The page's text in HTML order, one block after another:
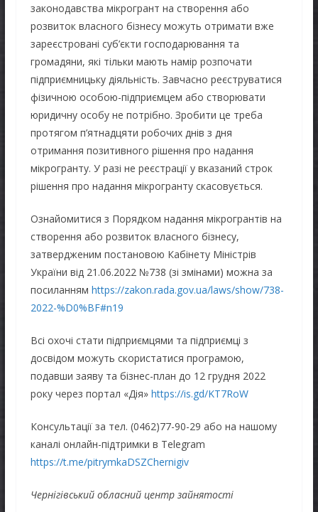
законодавства мікрогрант на створення або
розвиток власного бізнесу можуть отримати вже
зареєстровані суб’єкти господарювання та
громадяни, які тільки мають намір розпочати
підприємницьку діяльність. Завчасно реєструватися
фізичною особою-підприємцем або створювати
юридичну особу не потрібно. Зробити це треба
протягом п’ятнадцяти робочих днів з дня
отримання позитивного рішення про надання
мікрогранту. У разі не реєстрації у вказаний строк
рішення про надання мікрогранту скасовується.
Ознайомитися з Порядком надання мікрогрантів на
створення або розвиток власного бізнесу,
затвердженим постановою Кабінету Міністрів
України від 21.06.2022 №738 (зі змінами) можна за
посиланням https://zakon.rada.gov.ua/laws/show/738-
2022-%D0%BF#n19
Всі охочі стати підприємцями та підприємці з
досвідом можуть скористатися програмою,
подавши заяву та бізнес-план до 12 грудня 2022
року через портал «Дія» https://is.gd/KT7RoW
Консультації за тел. (0462)77-90-29 або на нашому
каналі онлайн-підтримки в Telegram
https://t.me/pitrymkaDSZChernigiv
Чернігівський обласний центр зайнятості